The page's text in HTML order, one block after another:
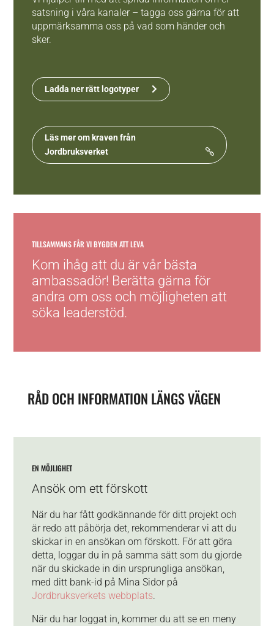
satsning i våra kanaler – tagga oss gärna för att
uppmärksamma oss på vad som händer och
sker.
Ladda ner rätt logotyper
Läs mer om kraven från
Jordbruksverket
TILLSAMMANS FÅR VI BYGDEN ATT LEVA
Kom ihåg att du är vår bästa
ambassadör! Berätta gärna för
andra om oss och möjligheten att
söka leaderstöd.
RÅD OCH INFORMATION LÄNGS VÄGEN
EN MÖJLIGHET
Ansök om ett förskott
När du har fått godkännande för ditt projekt och
är redo att påbörja det, rekommenderar vi att du
skickar in en ansökan om förskott. För att göra
detta, loggar du in på samma sätt som du gjorde
när du skickade in din ursprungliga ansökan,
med ditt bank-id på Mina Sidor på
Jordbruksverkets webbplats.
När du har loggat in, kommer du att se en meny